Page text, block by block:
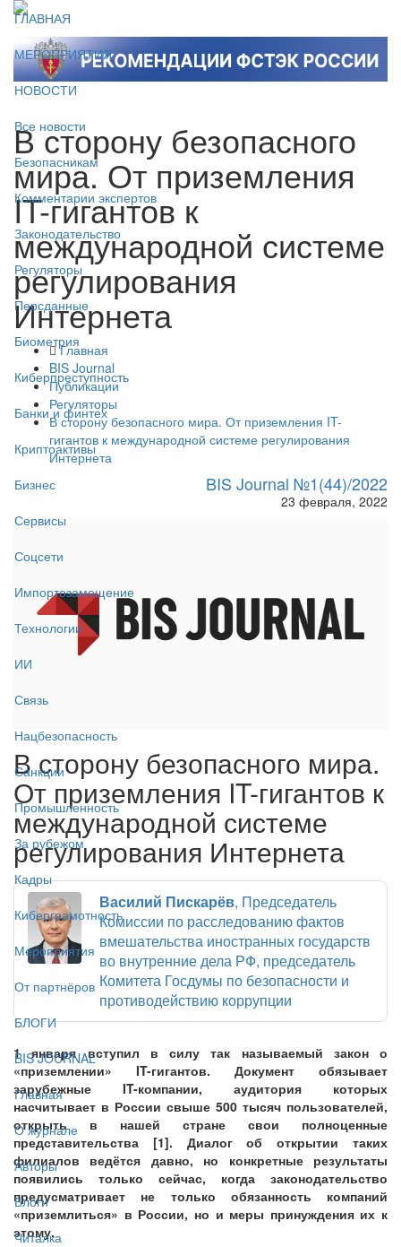
ГЛАВНАЯ
МЕРОПРИЯТИЯ
НОВОСТИ
Все новости
Безопасникам
Комментарии экспертов
Законодательство
Регуляторы
Персданные
Биометрия
Киберпреступность
Банки и финтех
Криптоактивы
Бизнес
Сервисы
Соцсети
Импортозамещение
Технологии
ИИ
Связь
Нацбезопасность
Санкции
Промышленность
За рубежом
Кадры
Киберграмотность
Мероприятия
От партнёров
БЛОГИ
BIS JOURNAL
Главная
О журнале
Авторы
Блоги
Читалка
В сторону безопасного
мира. От приземления
IT-гигантов к
международной системе
регулирования
Интернета
Главная
BIS Journal
Публикации
Регуляторы
В сторону безопасного мира. От приземления IT-
гигантов к международной системе регулирования
Интернета
BIS Journal №1(44)/2022
23 февраля, 2022
В сторону безопасного мира.
От приземления IT-гигантов к
международной системе
регулирования Интернета
Василий Пискарёв, Председатель
Комиссии по расследованию фактов
вмешательства иностранных государств
во внутренние дела РФ, председатель
Комитета Госдумы по безопасности и
противодействию коррупции
1 января вступил в силу так называемый закон о
«приземлении» IT-гигантов. Документ обязывает
зарубежные IT-компании, аудитория которых
насчитывает в России свыше 500 тысяч пользователей,
открыть в нашей стране свои полноценные
представительства [1]. Диалог об открытии таких
филиалов ведётся давно, но конкретные результаты
появились только сейчас, когда законодательство
предусматривает не только обязанность компаний
«приземлиться» в России, но и меры принуждения их к
этому.